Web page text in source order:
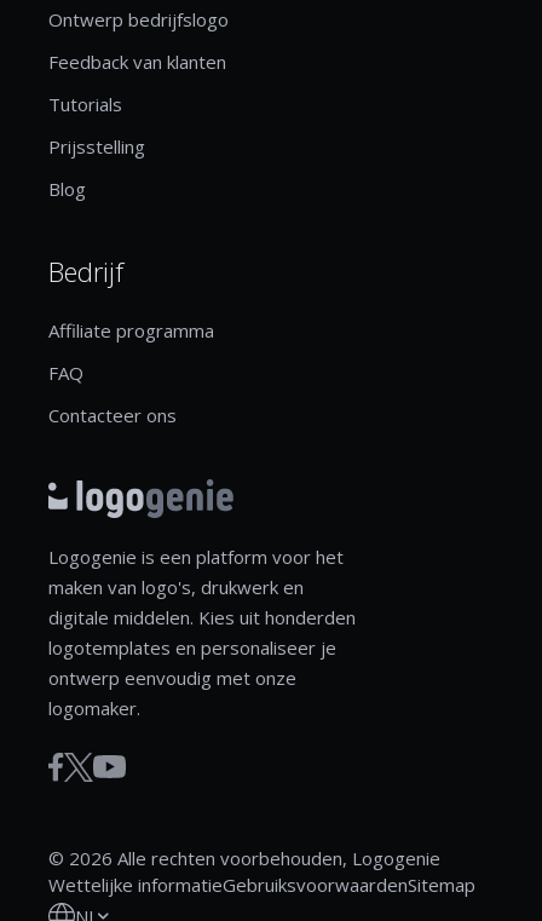
Ontwerp bedrijfslogo
Feedback van klanten
Tutorials
Prijsstelling
Blog
Bedrijf
Affiliate programma
FAQ
Contacteer ons
Logogenie is een platform voor het
maken van logo's, drukwerk en
digitale middelen. Kies uit honderden
logotemplates en personaliseer je
ontwerp eenvoudig met onze
logomaker.
© 2026 Alle rechten voorbehouden, Logogenie
Wettelijke informatieGebruiksvoorwaardenSitemap
NL